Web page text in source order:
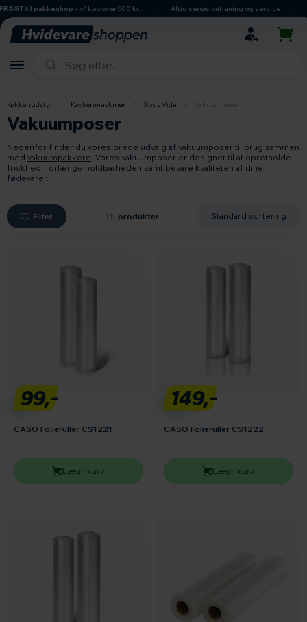
hovedindhold
søgning
navigation
indkøbskurv
til pakkeshop– v/ køb over 500 kr. Altid seriøs betjening og service
Køkkenudstyr Køkkenmaskiner Sous Vide Vakuumposer
Vakuumposer
Nedenfor finder du vores brede udvalg af vakuumposer til brug sammen
med vakuumpakkere. Vores vakuumposer er designet til at opretholde
friskhed, forlænge holdbarheden samt bevare kvaliteten af dine
fødevarer.
Filter 11 produkter
99,-
CASO Folieruller CS1221
Læg i kurv
149,-
CASO Folieruller CS1222
Læg i kurv